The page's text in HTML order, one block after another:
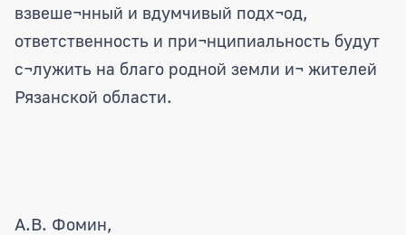
взвеше¬нный и вдумчивый подх¬од,
ответственность и при¬нципиальность будут
с¬лужить на благо родной земли и¬ жителей
Рязанской области.
А.В. Фомин,